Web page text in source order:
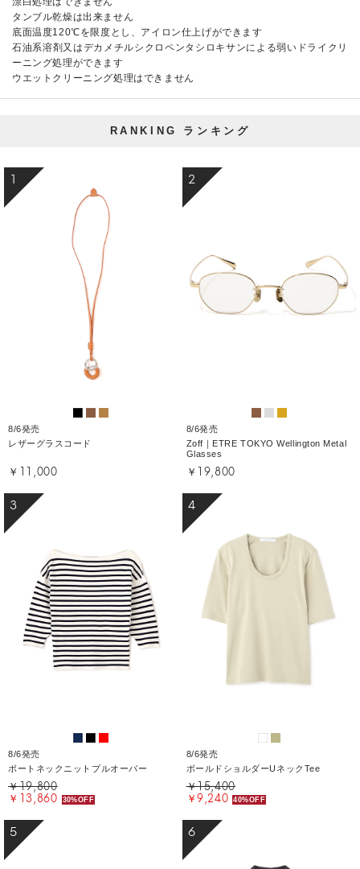
タンブル乾燥は出来ません
底面温度120℃を限度とし、アイロン仕上げができます
石油系溶剤又はデカメチルシクロペンタシロキサンによる弱いドライクリ
ーニング処理ができます
ウエットクリーニング処理はできません
RANKING ランキング
1
8/6発売
レザーグラスコード
￥11,000
2
8/6発売
Zoff｜ETRE TOKYO Wellington Metal
Glasses
￥19,800
3
8/6発売
ボートネックニットプルオーバー
￥19,800
￥13,860 30%OFF
4
8/6発売
ボールドショルダーUネックTee
￥15,400
￥9,240 40%OFF
5 6